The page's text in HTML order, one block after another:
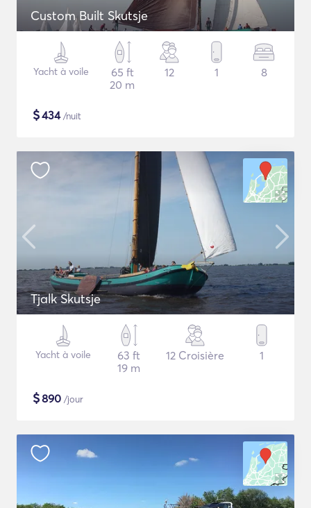
Custom Built Skutsje
Yacht à voile
65 ft
20 m
12 1 8
$434/nuit
Tjalk Skutsje
Yacht à voile
63 ft
19 m
12 Croisière 1
$890 /jour